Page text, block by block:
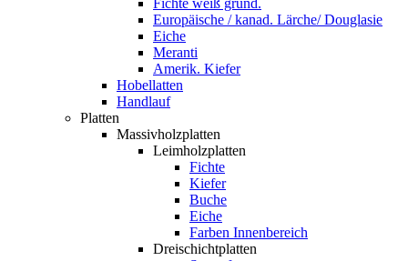
Europäische / kanad. Lärche/ Douglasie
Eiche
Meranti
Amerik. Kiefer
Hobellatten
Handlauf
Platten
Massivholzplatten
Leimholzplatten
Fichte
Kiefer
Buche
Eiche
Farben Innenbereich
Dreischichtplatten